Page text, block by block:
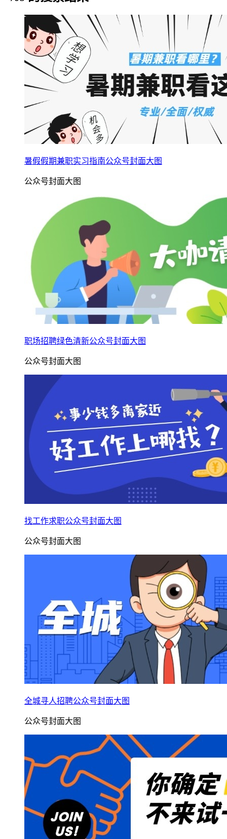
暑假假期兼职实习指南公众号封面大图
公众号封面大图
职场招聘绿色清新公众号封面大图
公众号封面大图
找工作求职公众号封面大图
公众号封面大图
全城寻人招聘公众号封面大图
公众号封面大图